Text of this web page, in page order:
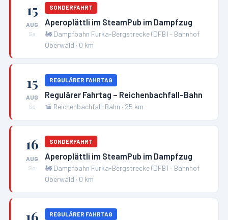
15
AUG
Sa
SONDERFAHRT
Aperoplättli im SteamPub im Dampfzug
🚂 Dampfbahn Furka-Bergstrecke (DFB) – Bahnhof
Oberwald · 0 km
15
AUG
Sa
REGULÄRER FAHRTAG
Regulärer Fahrtag – Reichenbachfall-Bahn
🚡 Reichenbachfall-Bahn · 25 km
16
AUG
So
SONDERFAHRT
Aperoplättli im SteamPub im Dampfzug
🚂 Dampfbahn Furka-Bergstrecke (DFB) – Bahnhof
Oberwald · 0 km
16 REGULÄRER FAHRTAG